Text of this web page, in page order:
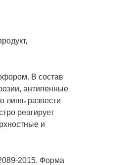
В состав
антипенные
лишь развести
реагирует
и
2015. Форма